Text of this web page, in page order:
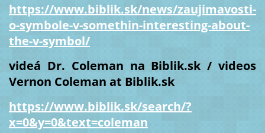
https://www.biblik.sk/news/zaujimavosti-
o-symbole-v-somethin-interesting-about-
the-v-symbol/
videá Dr. Coleman na Biblik.sk / videos
Vernon Coleman at Biblik.sk
https://www.biblik.sk/search/?
x=0&y=0&text=coleman